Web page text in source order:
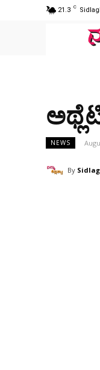
21.3 C
NEWS
By